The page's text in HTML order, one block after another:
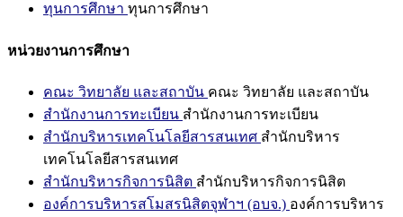
ทุนการศึกษา ทุนการศึกษา
หน่วยงานการศึกษา
คณะ วิทยาลัย และสถาบัน คณะ วิทยาลัย และสถาบัน
สำนักงานการทะเบียน สำนักงานการทะเบียน
สำนักบริหารเทคโนโลยีสารสนเทศ สำนักบริหาร
เทคโนโลยีสารสนเทศ
สำนักบริหารกิจการนิสิต สำนักบริหารกิจการนิสิต
องค์การบริหารสโมสรนิสิตจุฬาฯ (อบจ.) องค์การบริหาร